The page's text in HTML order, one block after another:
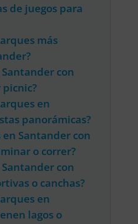
de juegos para
más
con
en
panorámicas?
Santander con
o correr?
con
o canchas?
en
lagos o